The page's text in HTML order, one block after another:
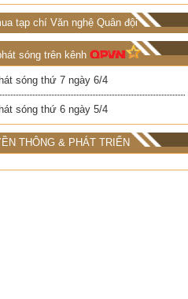
tạp chí Văn nghệ Quân đội
sóng trên kênh
sóng thứ 7 ngày 6/4
sóng thứ 6 ngày 5/4
THÔNG & PHÁT TRIỂN